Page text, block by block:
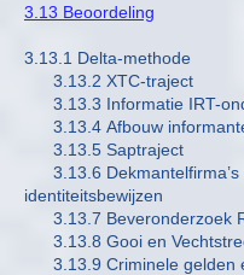
3.13 Beoordeling
3.13.1 Delta-methode
3.13.2 XTC-traject
3.13.3 Informatie IRT-
3.13.4 Afbouw
3.13.5 Saptraject
3.13.6 Dekmantelfirma’s
identiteitsbewijzen
3.13.7 Beveronderzoek
3.13.8 Gooi en
3.13.9 Criminele gelden